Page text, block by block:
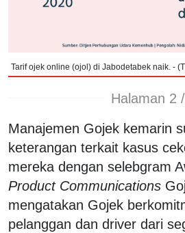
Tarif ojek online (ojol) di Jabodetabek naik. -
Halaman 2
Manajemen Gojek kemarin
keterangan terkait kasus
mereka dengan selebgram
Product Communications
mengatakan Gojek
pelanggan dan driver dari